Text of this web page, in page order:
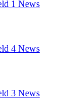
1 News
4 News
3 News